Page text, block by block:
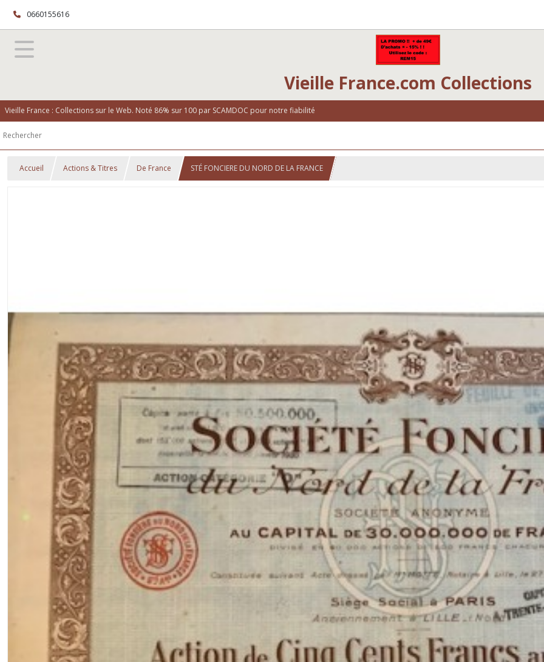
0660155616
Vieille France.com Collections
Vieille France : Collections sur le Web. Noté 86% sur 100 par SCAMDOC pour notre fiabilité
Accueil Actions & Titres De France STÉ FONCIERE DU NORD DE LA FRANCE